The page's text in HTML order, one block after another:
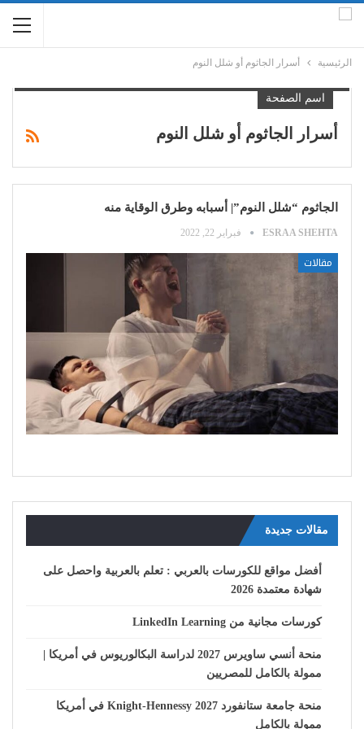
الرئيسية أسرار الجاثوم أو شلل النوم
اسم الصفحة
أسرار الجاثوم أو شلل النوم
الجاثوم “شلل النوم”| أسبابه وطرق الوقاية منه
ESRAA SHEHTA فبراير 22, 2022
مقالات
مقالات جديدة
أفضل مواقع للكورسات بالعربي : تعلم بالعربية واحصل على
شهادة معتمدة 2026
كورسات مجانية من LinkedIn Learning
منحة أنسي ساويرس 2027 لدراسة البكالوريوس في أمريكا |
ممولة بالكامل للمصريين
منحة جامعة ستانفورد Knight-Hennessy 2027 في أمريكا
ممولة بالكامل